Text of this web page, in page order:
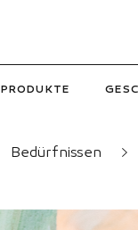
PRODUKTE
Bedürfnissen